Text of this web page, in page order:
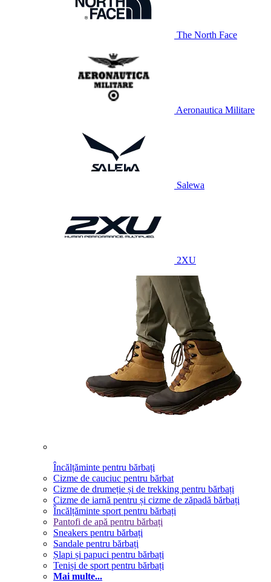
The North Face
Aeronautica Militare
Salewa
2XU
Încălțăminte pentru bărbați
Cizme de cauciuc pentru bărbat
Cizme de drumeție și de trekking pentru bărbați
Cizme de iarnă pentru și cizme de zăpadă bărbați
Încălțăminte sport pentru bărbați
Pantofi de apă pentru bărbați
Sneakers pentru bărbați
Sandale pentru bărbați
Șlapi și papuci pentru bărbați
Teniși de sport pentru bărbați
Mai multe...